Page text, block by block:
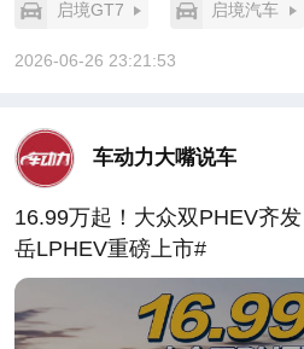
启境GT7 启境汽车
2026-06-26 23:21:53
车动力大嘴说车
16.99万起！大众双PHEV齐
岳LPHEV重磅上市#